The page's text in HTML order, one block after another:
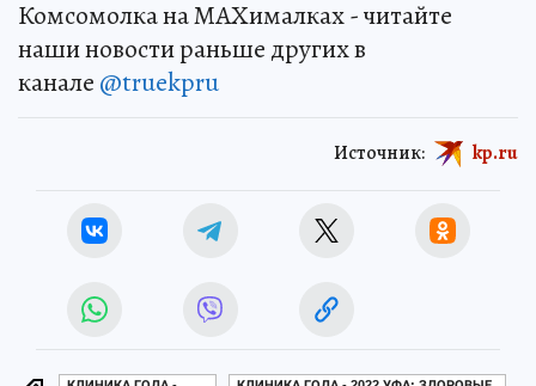
Комсомолка на MAXималках - читайте
наши новости раньше других в
канале @truekpru
Источник: kp.ru